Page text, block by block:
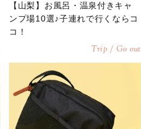
【山梨】お風呂・温泉付きキャ
ンプ場10選♪子連れで行くならコ
コ！
Trip / Go out